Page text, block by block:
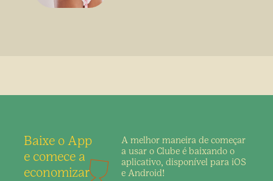
Baixe o App
e comece a
economizar
A melhor maneira de começar
a usar o Clube é baixando o
aplicativo, disponível para iOS
e Android!